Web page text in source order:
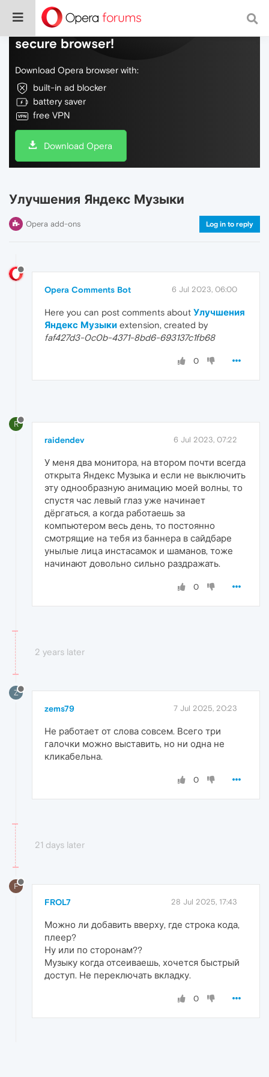
Do more on the web, with a fast and
secure browser!
Download Opera browser with:
built-in ad blocker
battery saver
free VPN
Download Opera
Улучшения Яндекс Музыки
Opera add-ons Log in to reply
Opera Comments Bot 6 Jul 2023, 06:00
Here you can post comments about Улучшения
Яндекс Музыки extension, created by
faf427d3-0c0b-4371-8bd6-693137c1fb68
0
R
raidendev 6 Jul 2023, 07:22
У меня два монитора, на втором почти всегда
открыта Яндекс Музыка и если не выключить
эту однообразную анимацию моей волны, то
спустя час левый глаз уже начинает
дёргаться, а когда работаешь за
компьютером весь день, то постоянно
смотрящие на тебя из баннера в сайдбаре
унылые лица инстасамок и шаманов, тоже
начинают довольно сильно раздражать.
0
2 years later
Z
zems79 7 Jul 2025, 20:23
Не работает от слова совсем. Всего три
галочки можно выставить, но ни одна не
кликабельна.
0
21 days later
F
FROL7 28 Jul 2025, 17:43
Можно ли добавить вверху, где строка кода,
плеер?
Ну или по сторонам??
Музыку когда отсеиваешь, хочется быстрый
доступ. Не переключать вкладку.
0